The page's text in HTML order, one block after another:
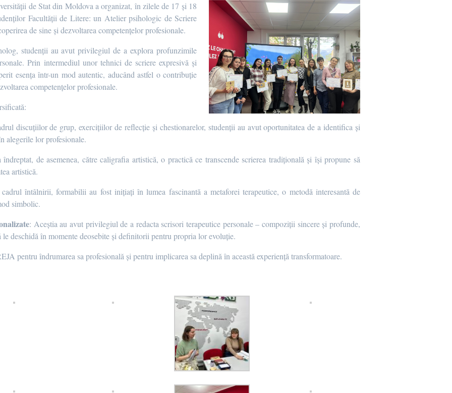
de Stat din Moldova a organizat, în zilele de 17 și 18
Facultății de Litere: un Atelier psihologic de Scriere
de sine și dezvoltarea competențelor profesionale.
studenții au avut privilegiul de a explora profunzimile
Prin intermediul unor tehnici de scriere expresivă și
esența într-un mod autentic, aducând astfel o contribuție
competențelor profesionale.
discuțiilor de grup, exercițiilor de reflecție și chestionarelor, studenții au avut oportunitatea de a identifica și
alegerile lor profesionale.
de asemenea, către caligrafia artistică, o practică ce transcende scrierea tradițională și își propune să
artistică.
întâlnirii, formabilii au fost inițiați în lumea fascinantă a metaforei terapeutice, o metodă interesantă de
simbolic.
: Aceștia au avut privilegiul de a redacta scrisori terapeutice personale – compoziții sincere și profunde,
deschidă în momente deosebite și definitorii pentru propria lor evoluție.
pentru îndrumarea sa profesională și pentru implicarea sa deplină în această experiență transformatoare.